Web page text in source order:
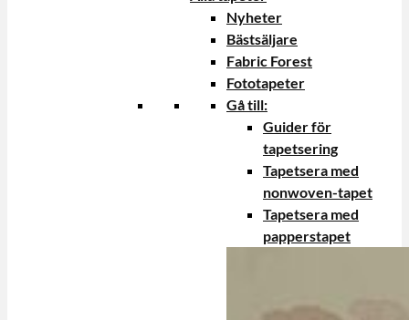
Nyheter
Bästsäljare
Fabric Forest
Fototapeter
Gå till:
Guider för
tapetsering
Tapetsera med
nonwoven-tapet
Tapetsera med
papperstapet